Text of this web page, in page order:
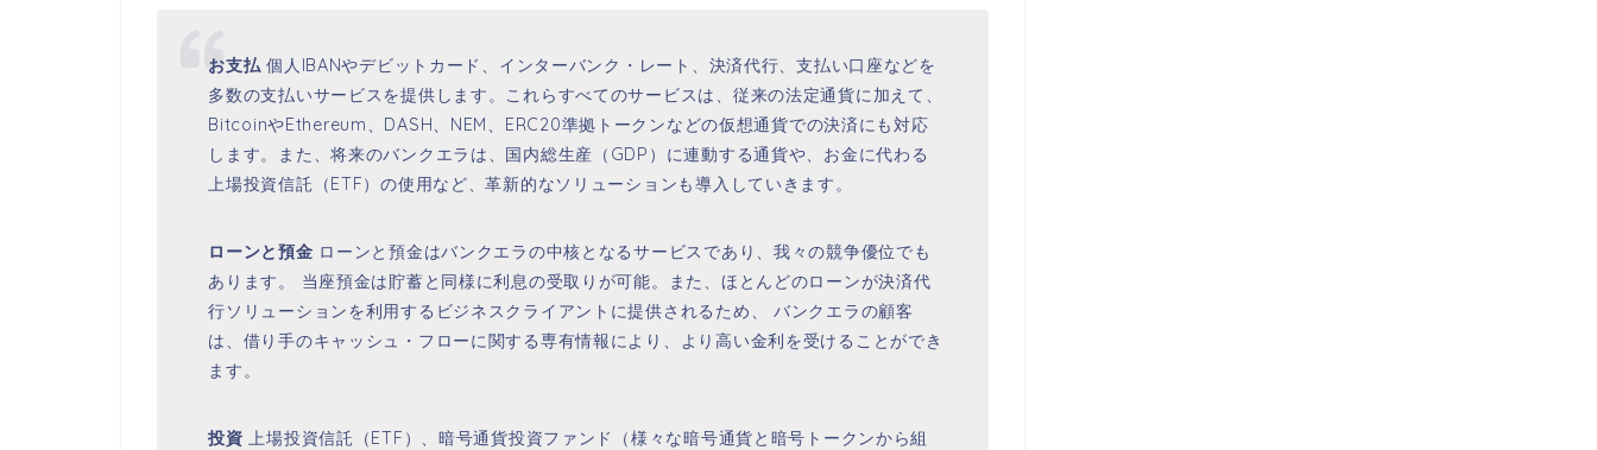
お支払個人IBANやデビットカード、インターバンク・レート、決済代行、支払い口座などを
多数の支払いサービスを提供します。これらすべてのサービスは、従来の法定通貨に加えて、
BitcoinやEthereum、DASH、NEM、ERC20準拠トークンなどの仮想通貨での決済にも対応
します。また、将来のバンクエラは、国内総生産（GDP）に連動する通貨や、お金に代わる
上場投資信託（ETF）の使用など、革新的なソリューションも導入していきます。
ローンと預金 ローンと預金はバンクエラの中核となるサービスであり、我々の競争優位でも
あります。 当座預金は貯蓄と同様に利息の受取りが可能。また、ほとんどのローンが決済代
行ソリューションを利用するビジネスクライアントに提供されるため、 バンクエラの顧客
は、借り手のキャッシュ・フローに関する専有情報により、より高い金利を受けることができ
ます。
投資 上場投資信託（ETF）、暗号通貨投資ファンド（様々な暗号通貨と暗号トークンから組